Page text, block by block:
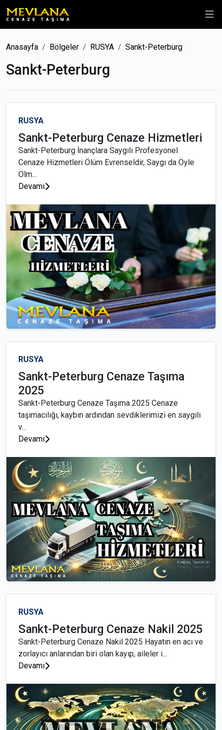
Anasayfa Bölgeler RUSYA Sankt-Peterburg
Sankt-Peterburg
RUSYA
Sankt-Peterburg Cenaze Hizmetleri
Sankt-Peterburg İnançlara Saygılı Profesyonel
Cenaze Hizmetleri Ölüm Evrenseldir, Saygı da Öyle
Olm...
Devamı
RUSYA
Sankt-Peterburg Cenaze Taşıma
2025
Sankt-Peterburg Cenaze Taşıma 2025 Cenaze
taşımacılığı, kaybın ardından sevdiklerimizi en saygılı
v...
Devamı
RUSYA
Sankt-Peterburg Cenaze Nakil 2025
Sankt-Peterburg Cenaze Nakil 2025 Hayatın en acı ve
zorlayıcı anlarından biri olan kayıp, aileler i...
Devamı